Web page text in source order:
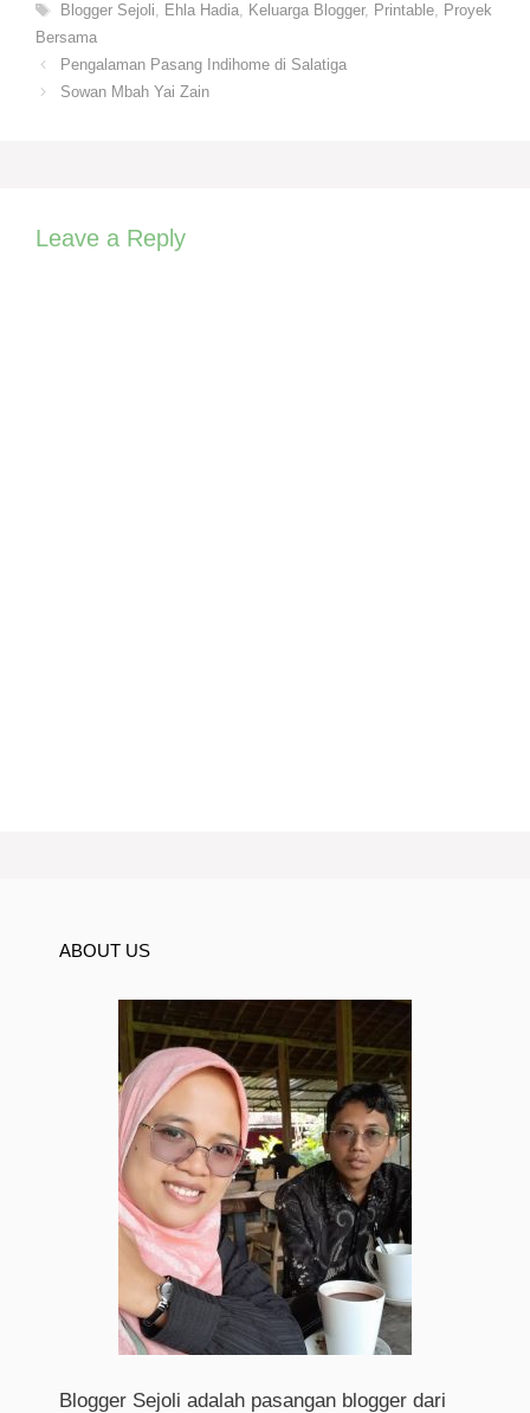
Tags
Blogger Sejoli, Ehla Hadia, Keluarga Blogger, Printable, Proyek
Bersama
Pengalaman Pasang Indihome di Salatiga
Sowan Mbah Yai Zain
Leave a Reply
ABOUT US
Blogger Sejoli adalah pasangan blogger dari